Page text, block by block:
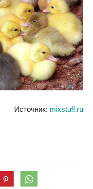
Источник: mixstuff.ru